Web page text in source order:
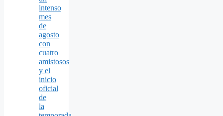
intenso
mes
de
agosto
con
cuatro
amistosos
y el
inicio
oficial
de
la